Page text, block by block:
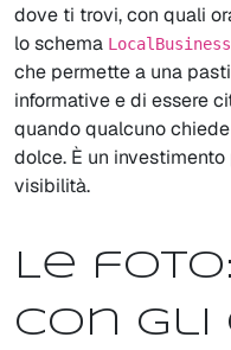
dove ti trovi, con quali
lo schema LocalBusiness
che permette a una
informative e di essere
quando qualcuno
dolce. È un
visibilità.
Le
con gli